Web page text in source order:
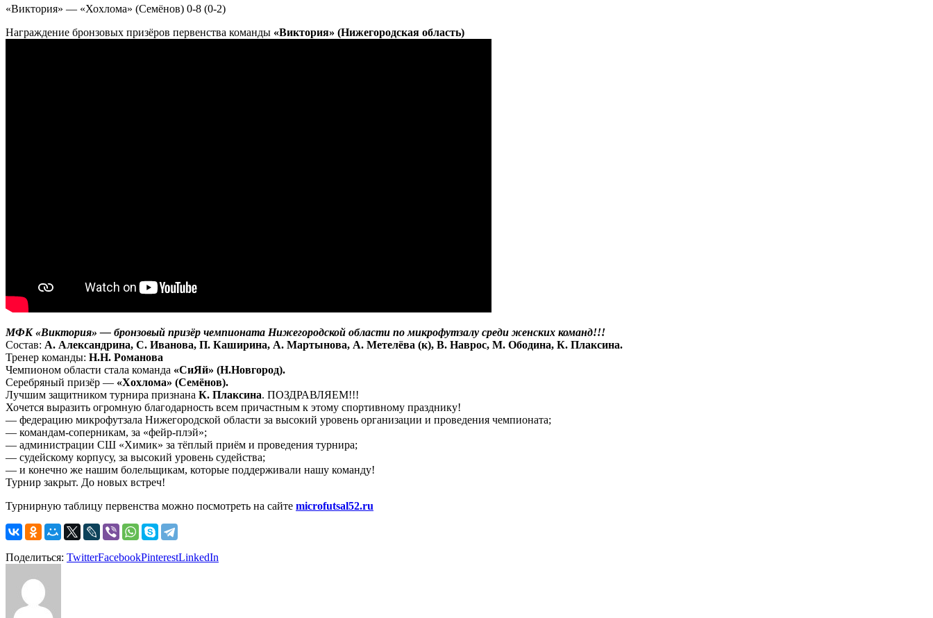
«Виктория» — «Хохлома» (Семёнов) 0-8 (0-2)
Награждение бронзовых призёров первенства команды «Виктория» (Нижегородская область)
МФК «Виктория» — бронзовый призёр чемпионата Нижегородской области по микрофутзалу среди женских команд!!!
Состав: А. Александрина, С. Иванова, П. Каширина, А. Мартынова, А. Метелёва (к), В. Наврос, М. Ободина, К. Плаксина.
Тренер команды: Н.Н. Романова
Чемпионом области стала команда «СиЯй» (Н.Новгород).
Серебряный призёр — «Хохлома» (Семёнов).
Лучшим защитником турнира признана К. Плаксина. ПОЗДРАВЛЯЕМ!!!
Хочется выразить огромную благодарность всем причастным к этому спортивному празднику!
— федерацию микрофутзала Нижегородской области за высокий уровень организации и проведения чемпионата;
— командам-соперникам, за «фейр-плэй»;
— администрации СШ «Химик» за тёплый приём и проведения турнира;
— судейскому корпусу, за высокий уровень судейства;
— и конечно же нашим болельщикам, которые поддерживали нашу команду!
Турнир закрыт. До новых встреч!
Турнирную таблицу первенства можно посмотреть на сайте microfutsal52.ru
Поделиться: TwitterFacebookPinterestLinkedIn